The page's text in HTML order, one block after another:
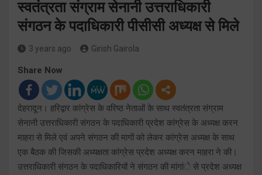
स्वतंत्रता संग्राम सेनानी उत्तराधिकारी
संगठन के पदाधिकारी पीसीसी अध्यक्ष से मिले
3 years ago Girish Gairola
Share Now
देहरादून। हरिद्वार कांग्रेस के वरिष्ठ नेताओं के साथ स्वतंत्रता संग्राम
सेनानी उत्तराधिकारी संगठन के पदाधिकारी प्रदेश कांग्रेस के अध्यक्ष करन
माहरा से मिले एवं अपने संगठन की मागों को लेकर कांग्रेस अध्यक्ष के साथ
एक बैठक की जिसकी अध्यक्षता कांग्रेस प्रदेश अध्यक्ष करन माहरा ने की।
उत्तराधिकारी संगठन के पदाधिकारियों ने संगठन की मांगांे से प्रदेश अध्यक्ष